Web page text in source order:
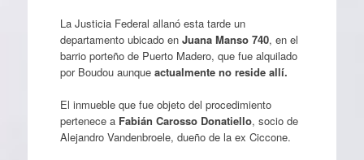
La Justicia Federal allanó esta tarde un
departamento ubicado en Juana Manso 740, en el
barrio porteño de Puerto Madero, que fue alquilado
por Boudou aunque actualmente no reside allí.
El inmueble que fue objeto del procedimiento
pertenece a Fabián Carosso Donatiello, socio de
Alejandro Vandenbroele, dueño de la ex Ciccone.